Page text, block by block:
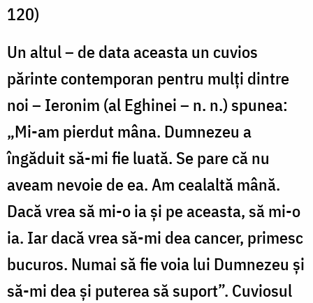
120)
Un altul – de data aceasta un cuvios
părinte contemporan pentru mulți dintre
noi – Ieronim (al Eghinei – n. n.) spunea:
„Mi-am pierdut mâna. Dumnezeu a
îngăduit să-mi fie luată. Se pare că nu
aveam nevoie de ea. Am cealaltă mână.
Dacă vrea să mi-o ia și pe aceasta, să mi-o
ia. Iar dacă vrea să-mi dea cancer, primesc
bucuros. Numai să fie voia lui Dumnezeu și
să-mi dea și puterea să suport”. Cuviosul